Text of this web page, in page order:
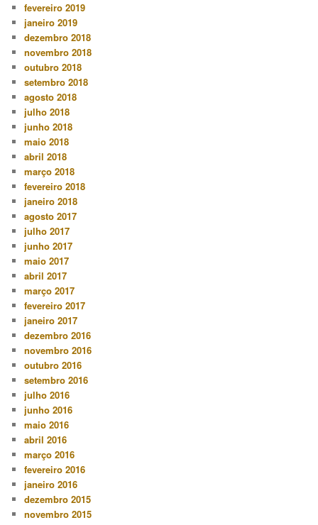
fevereiro 2019
janeiro 2019
dezembro 2018
novembro 2018
outubro 2018
setembro 2018
agosto 2018
julho 2018
junho 2018
maio 2018
abril 2018
março 2018
fevereiro 2018
janeiro 2018
agosto 2017
julho 2017
junho 2017
maio 2017
abril 2017
março 2017
fevereiro 2017
janeiro 2017
dezembro 2016
novembro 2016
outubro 2016
setembro 2016
julho 2016
junho 2016
maio 2016
abril 2016
março 2016
fevereiro 2016
janeiro 2016
dezembro 2015
novembro 2015